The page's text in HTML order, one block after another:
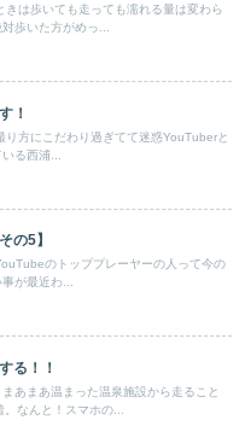
きは歩いても走っても濡れる量は変わら
歩いた方がめっ...
！
り方にこだわり過ぎてて迷惑YouTuberと
る西浦...
の5】
のトッププレーヤーの人って今の
が最近わ...
る！！
あまあ温まった温泉施設から走ること
なんと！スマホの...